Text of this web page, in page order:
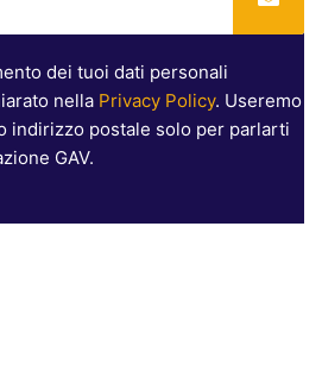
dei tuoi dati personali
nella Privacy Policy. Useremo
indirizzo postale solo per parlarti
GAV.